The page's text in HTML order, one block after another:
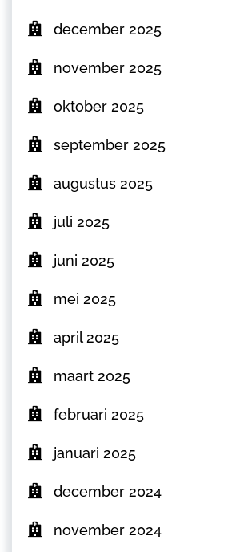
december 2025
november 2025
oktober 2025
september 2025
augustus 2025
juli 2025
juni 2025
mei 2025
april 2025
maart 2025
februari 2025
januari 2025
december 2024
november 2024